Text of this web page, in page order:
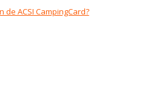
ACSI CampingCard?